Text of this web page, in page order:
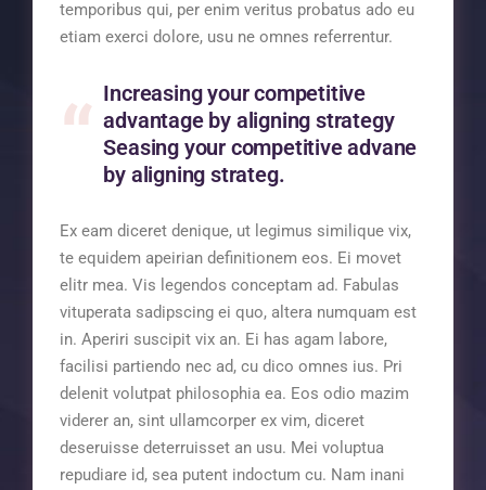
temporibus qui, per enim veritus probatus ado eu
etiam exerci dolore, usu ne omnes referrentur.
Increasing your competitive
advantage by aligning strategy
Seasing your competitive advane
by aligning strateg.
Ex eam diceret denique, ut legimus similique vix,
te equidem apeirian definitionem eos. Ei movet
elitr mea. Vis legendos conceptam ad. Fabulas
vituperata sadipscing ei quo, altera numquam est
in. Aperiri suscipit vix an. Ei has agam labore,
facilisi partiendo nec ad, cu dico omnes ius. Pri
delenit volutpat philosophia ea. Eos odio mazim
viderer an, sint ullamcorper ex vim, diceret
deseruisse deterruisset an usu. Mei voluptua
repudiare id, sea putent indoctum cu. Nam inani